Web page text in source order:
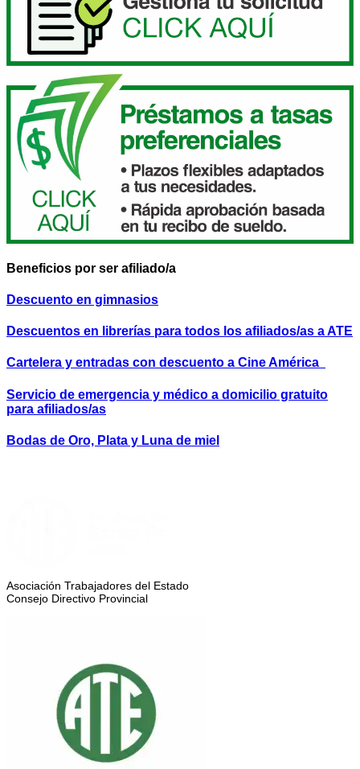
Beneficios por ser afiliado/a
Descuento en gimnasios
Descuentos en librerías para todos los afiliados/as a ATE
Cartelera y entradas con descuento a Cine América
Servicio de emergencia y médico a domicilio gratuito
para afiliados/as
Bodas de Oro, Plata y Luna de miel
Asociación Trabajadores del Estado
Consejo Directivo Provincial